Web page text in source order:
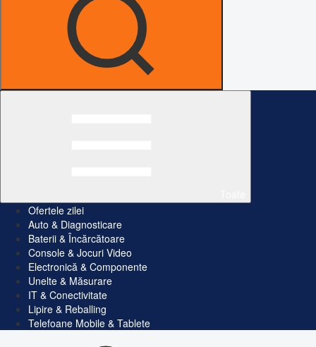
Ofertele zilei
Auto & Diagnosticare
Baterii & Încărcătoare
Console & Jocuri Video
Electronică & Componente
Unelte & Măsurare
IT & Conectivitate
Lipire & Reballing
Telefoane Mobile & Tablete